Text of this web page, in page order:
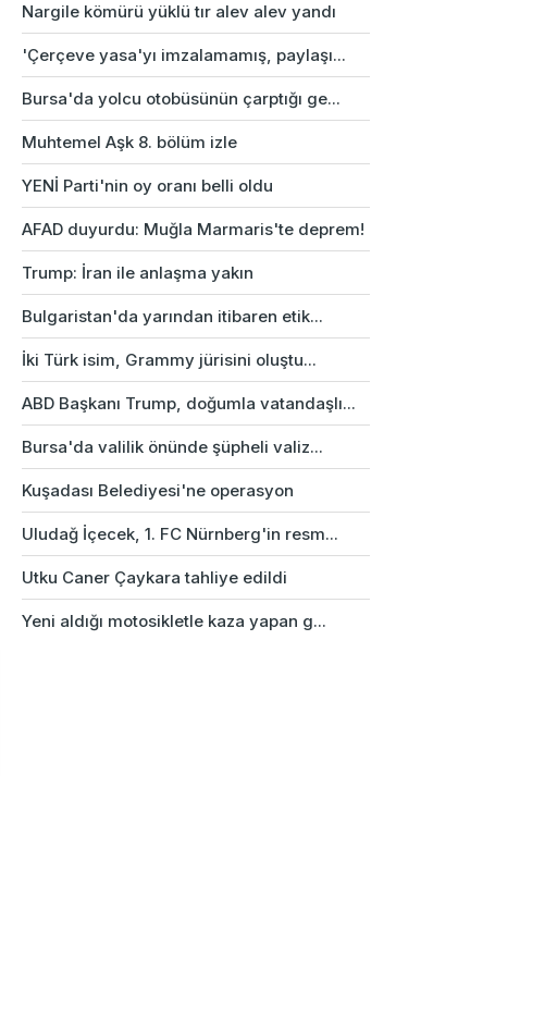
Nargile kömürü yüklü tır alev alev yandı
'Çerçeve yasa'yı imzalamamış, paylaşı...
Bursa'da yolcu otobüsünün çarptığı ge...
Muhtemel Aşk 8. bölüm izle
YENİ Parti'nin oy oranı belli oldu
AFAD duyurdu: Muğla Marmaris'te deprem!
Trump: İran ile anlaşma yakın
Bulgaristan'da yarından itibaren etik...
İki Türk isim, Grammy jürisini oluştu...
ABD Başkanı Trump, doğumla vatandaşlı...
Bursa'da valilik önünde şüpheli valiz...
Kuşadası Belediyesi'ne operasyon
Uludağ İçecek, 1. FC Nürnberg'in resm...
Utku Caner Çaykara tahliye edildi
Yeni aldığı motosikletle kaza yapan g...